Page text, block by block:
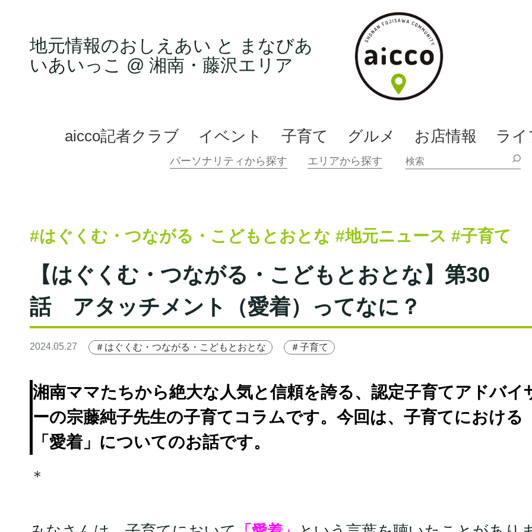
地元情報のおしえあい と まなびあ
いあいっこ @ 湘南・藤沢エリア
aicco記者クラブ イベント 子育て グルメ お店情報 ラ
#はぐくむ・つながる・こどもとおとな #地元ニュース #子育て
【はぐくむ・つながる・こどもとおとな】第30
話 アタッチメント（愛着）ってなに？
2024.05.27 ＃はぐくむ・つながる・こどもとおとな ＃子育て
湘南ママたちから絶大な人気と信頼を誇る、認定子育てアドバイ
ーの宗藤純子先生の子育てコラムです。今回は、子育てにおける
「愛着」についてのお話です。
＊